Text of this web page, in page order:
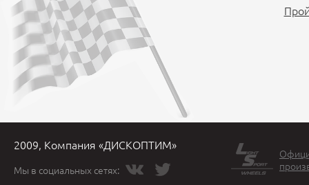
2009, Компания «ДИСКОПТИМ»
Мы в социальных сетях: